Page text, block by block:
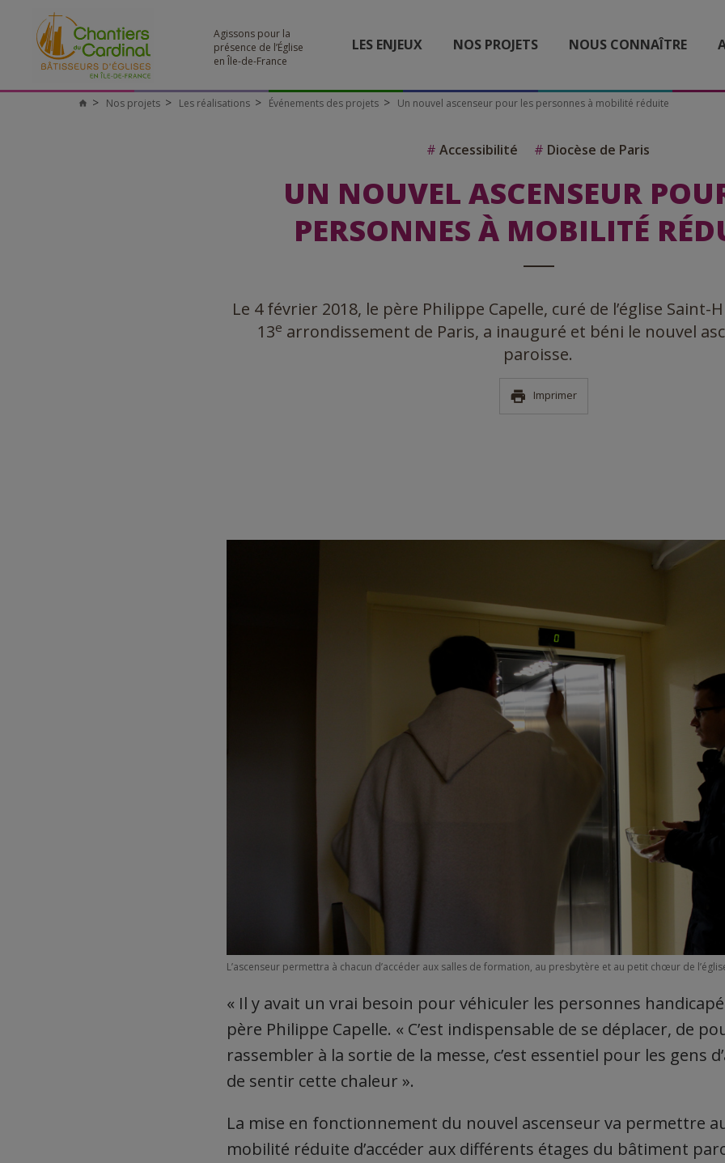
Agissons pour la
présence de l’Église
en Île-de-France
LES ENJEUX NOS PROJETS NOUS CONNAÎTRE
Nos projets Les réalisations Événements des projets Un nouvel ascenseur pour les personnes à mobilité réduite
# Accessibilité # Diocèse de Paris
UN NOUVEL ASCENSEUR
PERSONNES À MOBILITÉ
Le 4 février 2018, le père Philippe Capelle, curé de l’église Saint-
13e arrondissement de Paris, a inauguré et béni le nouvel
paroisse.
Imprimer
L’ascenseur permettra à chacun d’accéder aux salles de formation, au presbytère et au petit chœur de
« Il y avait un vrai besoin pour véhiculer les personnes
père Philippe Capelle. « C’est indispensable de se déplacer, de
rassembler à la sortie de la messe, c’est essentiel pour les gens
de sentir cette chaleur ».
La mise en fonctionnement du nouvel ascenseur va permettre
mobilité réduite d’accéder aux différents étages du bâtiment